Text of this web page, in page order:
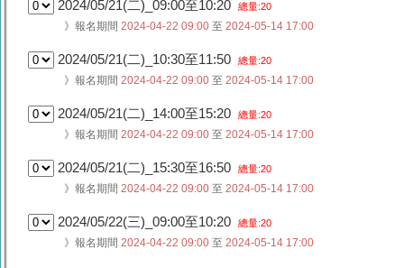
2024/05/21(二)_09:00至10:20 總量:20
》報名期間 2024-04-22 09:00 至 2024-05-14 17:00
2024/05/21(二)_10:30至11:50 總量:20
》報名期間 2024-04-22 09:00 至 2024-05-14 17:00
2024/05/21(二)_14:00至15:20 總量:20
》報名期間 2024-04-22 09:00 至 2024-05-14 17:00
2024/05/21(二)_15:30至16:50 總量:20
》報名期間 2024-04-22 09:00 至 2024-05-14 17:00
2024/05/22(三)_09:00至10:20 總量:20
》報名期間 2024-04-22 09:00 至 2024-05-14 17:00